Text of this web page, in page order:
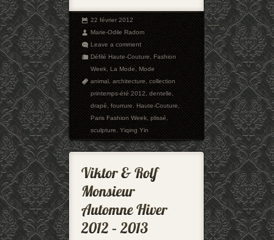
22 février 2012
Marie-Odile Radom
Leave a comment
Défilé Haute-Couture,Fashion
Week,La Mode,Mode
animal,architecture,collection
printemps-été 2012,dentelle,
drapé,fourrure,Haute-Couture,
Paris Fashion Week,plissé,
sculpture,Yiqing Yin